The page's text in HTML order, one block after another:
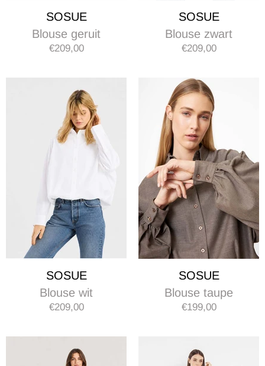
SOSUE
Blouse geruit
€209,00
SOSUE
Blouse zwart
€209,00
SOSUE
Blouse wit
€209,00
SOSUE
Blouse taupe
€199,00